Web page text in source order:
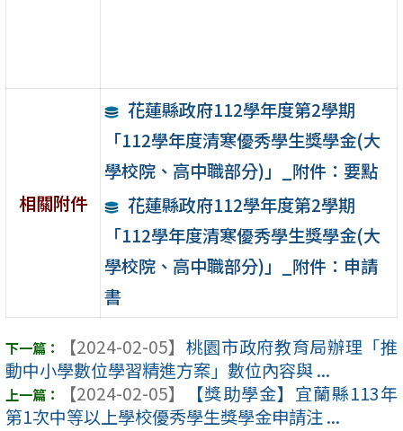
相關附件
花蓮縣政府112學年度第2學期
「112學年度清寒優秀學生獎學金(大
學校院、高中職部分)」_附件：要點
花蓮縣政府112學年度第2學期
「112學年度清寒優秀學生獎學金(大
學校院、高中職部分)」_附件：申請
書
【2024-02-05】 桃園市政府教育局辦理「推
動中小學數位學習精進方案」數位內容與 ...
【2024-02-05】
【獎助學金】宜蘭縣113年
第1次中等以上學校優秀學生獎學金申請注 ...